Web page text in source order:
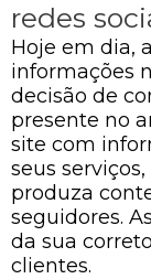
redes
Hoje em dia,
informações
decisão de
presente no
site com
seus
produza
seguidores.
da sua
clientes.